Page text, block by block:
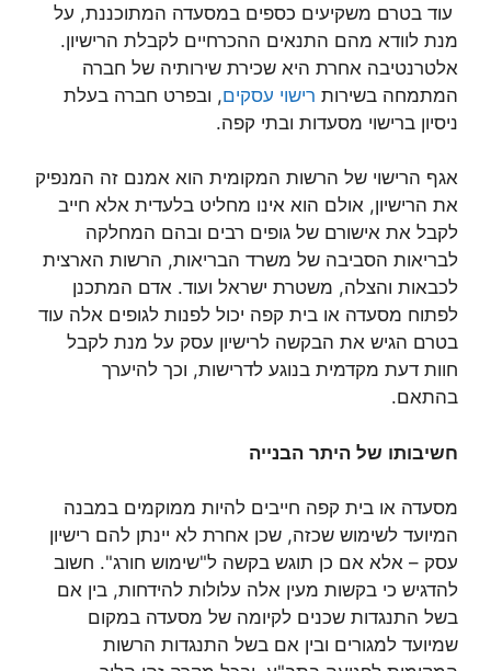
עוד בטרם משקיעים כספים במסעדה המתוכננת, על
מנת לוודא מהם התנאים ההכרחיים לקבלת הרישיון.
אלטרנטיבה אחרת היא שכירת שירותיה של חברה
המתמחה בשירות רישוי עסקים, ובפרט חברה בעלת
ניסיון ברישוי מסעדות ובתי קפה.
אגף הרישוי של הרשות המקומית הוא אמנם זה המנפיק
את הרישיון, אולם הוא אינו מחליט בלעדית אלא חייב
לקבל את אישורם של גופים רבים ובהם המחלקה
לבריאות הסביבה של משרד הבריאות, הרשות הארצית
לכבאות והצלה, משטרת ישראל ועוד. אדם המתכנן
לפתוח מסעדה או בית קפה יכול לפנות לגופים אלה עוד
בטרם הגיש את הבקשה לרישיון עסק על מנת לקבל
חוות דעת מקדמית בנוגע לדרישות, וכך להיערך
בהתאם.
חשיבותו של היתר הבנייה
מסעדה או בית קפה חייבים להיות ממוקמים במבנה
המיועד לשימוש שכזה, שכן אחרת לא יינתן להם רישיון
עסק – אלא אם כן תוגש בקשה ל"שימוש חורג". חשוב
להדגיש כי בקשות מעין אלה עלולות להידחות, בין אם
בשל התנגדות שכנים לקיומה של מסעדה במקום
שמיועד למגורים ובין אם בשל התנגדות הרשות